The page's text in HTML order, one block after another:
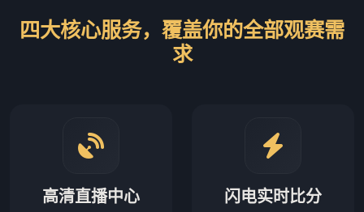
四大核心服务，覆盖你的全部观赛需
求
高清直播中心 闪电实时比分